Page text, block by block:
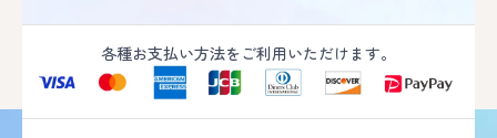
各種お支払い方法をご利用いただけます。